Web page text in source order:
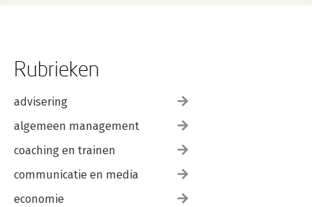
Rubrieken
advisering
algemeen management
coaching en trainen
communicatie en media
economie